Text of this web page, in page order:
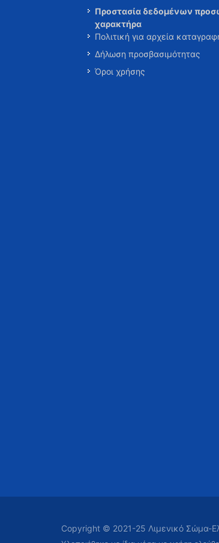
Προστασία δεδομένων
χαρακτήρα
Πολιτική για αρχεία
Δήλωση προσβασιμότητας
Όροι χρήσης
Copyright © 2021-25 Λιμενικό Σώμα-